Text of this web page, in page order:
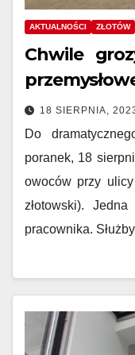
AKTUALNOŚCI ZŁOTÓW
Chwile
18 SIERPNIA,
Do
poranek, 18
owoców przy
złotowski).
pracownika.